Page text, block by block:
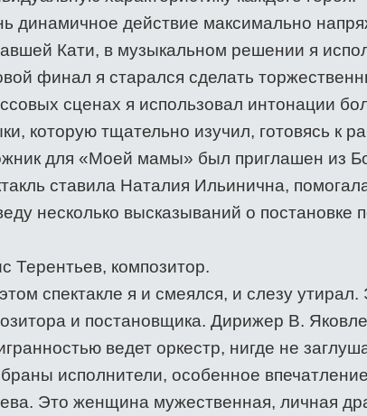
динамичное действие максимально
Кати, в музыкальном решении я
финал я старался сделать
сценах я использовал интонации
которую тщательно изучил, готовясь к
для «Моей мамы» был приглашен из
ставила Наталия Ильинична,
несколько высказываний о постановке
Терентьев, композитор.
спектакле я и смеялся, и слезу
и постановщика. Дирижер В.
ведет оркестр, нигде не
исполнители, особенное
Это женщина мужественная, личная